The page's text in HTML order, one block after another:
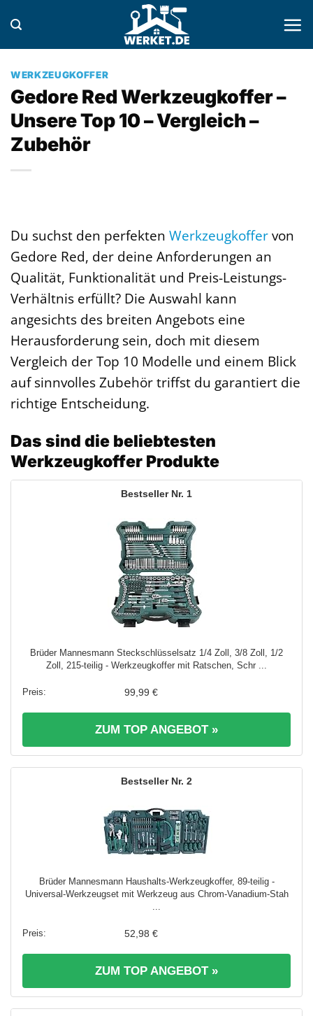
Inhalt
springen
WERKZEUGKOFFER
Gedore Red Werkzeugkoffer –
Unsere Top 10 – Vergleich –
Zubehör
Du suchst den perfekten Werkzeugkoffervon
Gedore Red, der deine Anforderungen an
Qualität, Funktionalität und Preis-Leistungs-
Verhältnis erfüllt? Die Auswahl kann
angesichts des breiten Angebots eine
Herausforderung sein, doch mit diesem
Vergleich der Top 10 Modelle und einem Blick
auf sinnvolles Zubehör triffst du garantiert die
richtige Entscheidung.
Das sind die beliebtesten
Werkzeugkoffer Produkte
1
Brüder Mannesmann Steckschlüsselsatz 1/4 Zoll, 3/8 Zoll, 1/2
Zoll, 215-teilig - Werkzeugkoffer mit Ratschen, Schr ...
99,99 €
ZUM TOP ANGEBOT »
2
Brüder Mannesmann Haushalts-Werkzeugkoffer, 89-teilig -
Universal-Werkzeugset mit Werkzeug aus Chrom-Vanadium-Stah
...
52,98 €
ZUM TOP ANGEBOT »